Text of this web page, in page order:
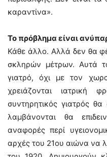
καραντίνα».
Το πρόβλημα είναι
Κάθε άλλο. Αλλά δεν θα
σκληρών μέτρων. Αυτά
γιατρό, όχι με τον
χρειάζονται ιατρική
συντηρητικός γιατρός
λαμβάνονται θα
αναφορές περί
αρχές του 21ου αιώνα να